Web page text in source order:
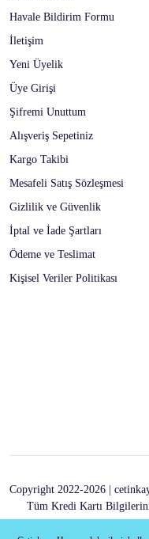
Havale Bildirim Formu
İletişim
Yeni Üyelik
Üye Girişi
Şifremi Unuttum
Alışveriş Sepetiniz
Kargo Takibi
Mesafeli Satış Sözleşmesi
Gizlilik ve Güvenlik
İptal ve İade Şartları
Ödeme ve Teslimat
Kişisel Veriler Politikası
Copyright 2022-2026 |
Tüm Kredi Kartı